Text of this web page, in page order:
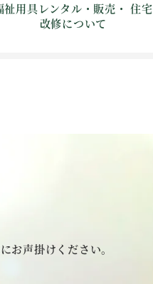
祉用具レンタル・販売・ 住宅
改修について
お声掛けください。